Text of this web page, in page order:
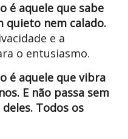
é aquele que sabe
quieto nem calado.
e a
o entusiasmo.
é aquele que vibra
E não passa sem
Todos os